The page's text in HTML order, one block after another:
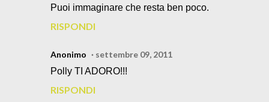
Puoi immaginare che resta ben poco.
RISPONDI
Anonimo
settembre 09, 2011
Polly TI ADORO!!!
RISPONDI